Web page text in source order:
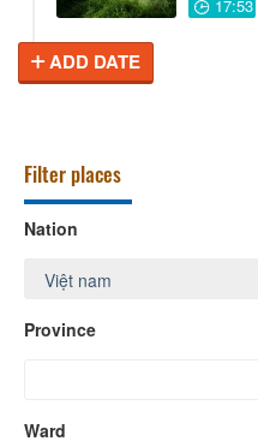
ADD DATE
Filter places
Nation
Province
Ward